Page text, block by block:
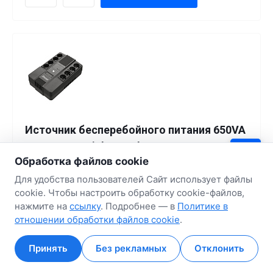
Главная Кабинет Избранные Сравнение
Главная Кабинет Избранные Сравнение
Источник бесперебойного питания 650VA
Powerman Brick 650 Plus
Код товара348362 АртикулBrick 650 Plus
В наличии
Тип: line-interactive, линейно-интерактивный
Полная мощность: 650 VA
Общее количество выходных розеток: 8
Обработка файлов cookie
Для удобства пользователей Сайт использует файлы
cookie. Чтобы настроить обработку cookie-файлов,
нажмите на ссылку. Подробнее — в Политике в
отношении обработки файлов cookie.
Принять Без рекламных Отклонить